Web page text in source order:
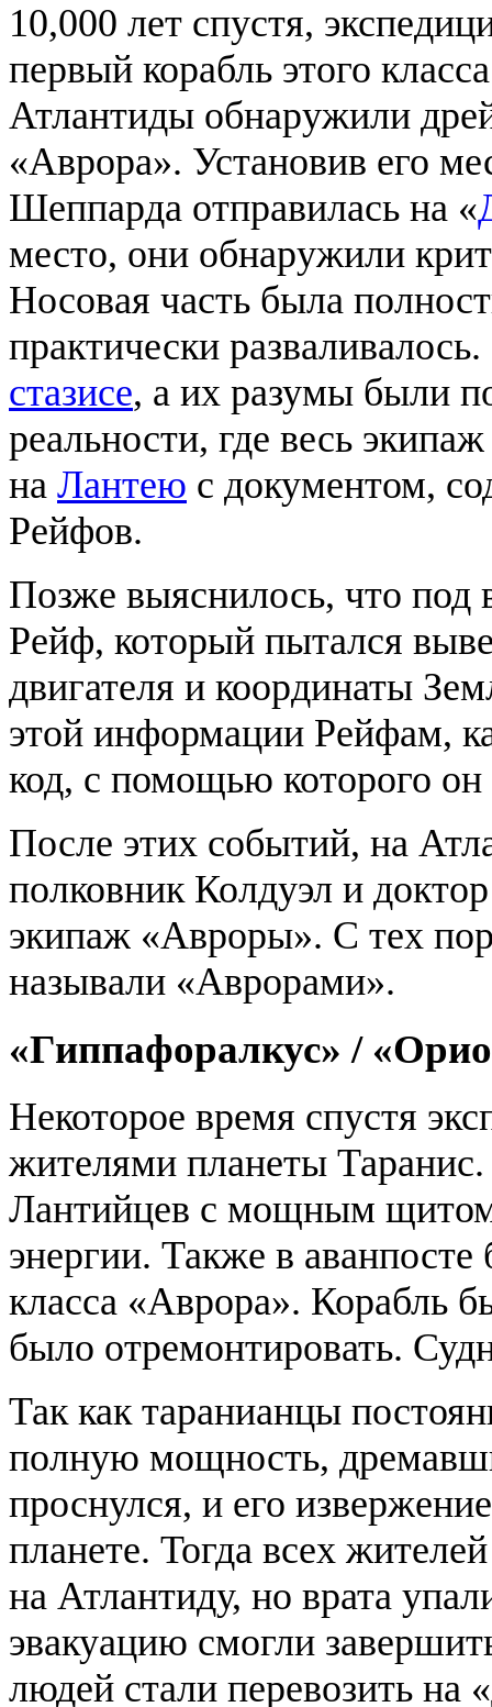
10,000 лет спустя,
первый корабль этого
Атлантиды обнаружили
«Аврора». Установив его
Шеппарда отправилась на «
место, они обнаружили
Носовая часть была
практически
стазисе, а их разумы были
реальности, где весь
на Лантею с документом,
Рейфов.
Позже выяснилось, что под
Рейф, который пытался
двигателя и координаты
этой информации Рейфам,
код, с помощью которого
После этих событий, на
полковник Колдуэл и
экипаж «Авроры». С тех пор
называли «Аврорами».
«Гиппафоралкус» /
Некоторое время спустя
жителями планеты
Лантийцев с мощным
энергии. Также в
класса «Аврора». Корабль
было отремонтировать.
Так как таранианцы
полную мощность,
проснулся, и его
планете. Тогда всех
на Атлантиду, но врата
эвакуацию смогли
людей стали перевозить на